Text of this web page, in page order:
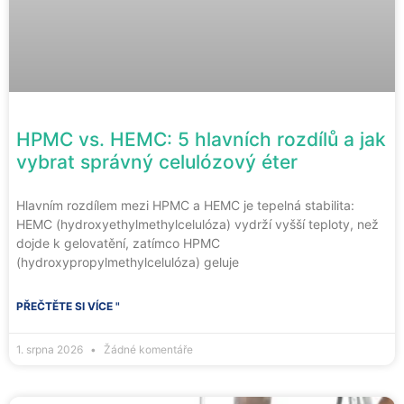
HPMC vs. HEMC: 5 hlavních rozdílů a jak
vybrat správný celulózový éter
Hlavním rozdílem mezi HPMC a HEMC je tepelná stabilita:
HEMC (hydroxyethylmethylcelulóza) vydrží vyšší teploty, než
dojde k gelovatění, zatímco HPMC
(hydroxypropylmethylcelulóza) geluje
PŘEČTĚTE SI VÍCE "
1. srpna 2026 Žádné komentáře